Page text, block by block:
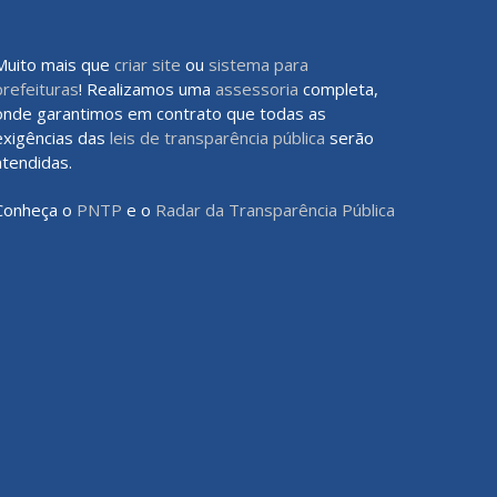
mais que criar site ou sistema para
! Realizamos uma assessoria completa,
garantimos em contrato que todas as
das leis de transparência pública serão
o PNTP e o Radar da Transparência Pública